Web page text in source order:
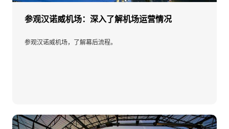
参观汉诺威机场：深入了解机场运营情况
参观汉诺威机场，了解幕后流程。